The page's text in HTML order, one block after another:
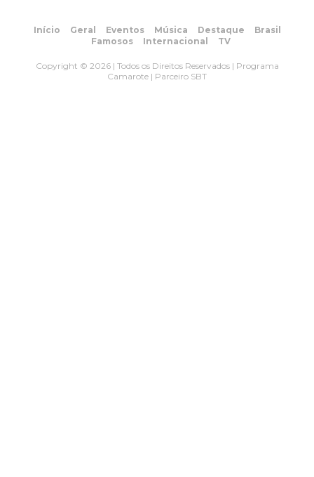
Início Geral Eventos Música Destaque
Brasil
Famosos
Internacional TV
Copyright © 2026 | Todos os Direitos Reservados | Programa
Camarote | Parceiro SBT